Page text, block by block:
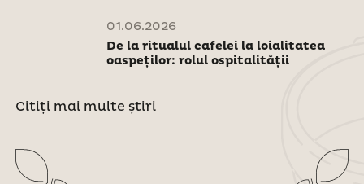
01.06.2026
De la ritualul cafelei la loialitatea
oaspeților: rolul ospitalității
Citiți mai multe știri